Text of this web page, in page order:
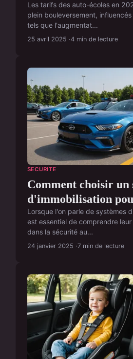
Les tarifs des auto-écoles en
plein bouleversement,
tels que l'augmentat...
25 avril 2025 4 min de lecture
SECURITE
Comment choisir un
d'immobilisation
Lorsque l'on parle de systèmes
est essentiel de comprendre
dans la sécurité au...
24 janvier 2025 7 min de lecture